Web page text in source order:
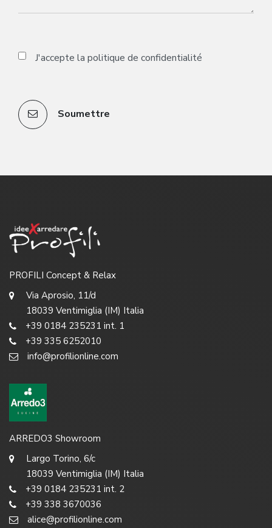
J'accepte la politique de confidentialité
Soumettre
PROFILI Concept & Relax
Via Aprosio, 11/d
18039 Ventimiglia (IM) Italia
+39 0184 235231 int. 1
+39 335 6252010
info@profilionline.com
ARREDO3 Showroom
Largo Torino, 6/c
18039 Ventimiglia (IM) Italia
+39 0184 235231 int. 2
+39 338 3670036
alice@profilionline.com